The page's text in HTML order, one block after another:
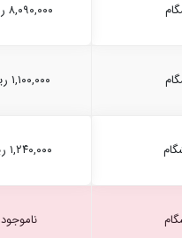
۸,۰۹۰,۰۰۰ ریال
۱,۱۰۰,۰۰۰ ریال
۱,۲۴۰,۰۰۰ ریال
ناموجود